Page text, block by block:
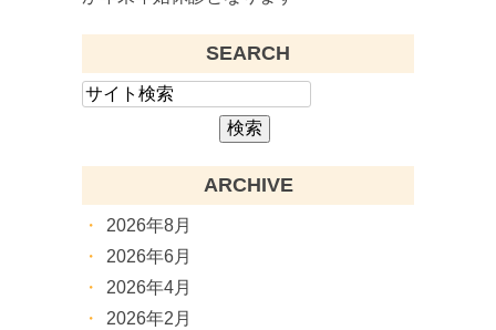
SEARCH
ARCHIVE
2026年8月
2026年6月
2026年4月
2026年2月